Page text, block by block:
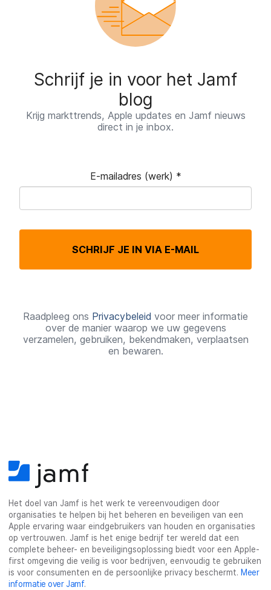
Schrijf je in voor het Jamf
blog
Krijg markttrends, Apple updates en Jamf nieuws
direct in je inbox.
E-mailadres (werk) *
e
t
SCHRIJF JE IN VIA E-MAIL
Raadpleeg ons Privacybeleid voor meer informatie
over de manier waarop we uw gegevens
verzamelen, gebruiken, bekendmaken, verplaatsen
en bewaren.
Het doel van Jamf is het werk te vereenvoudigen door
organisaties te helpen bij het beheren en beveiligen van een
Apple ervaring waar eindgebruikers van houden en organisaties
op vertrouwen. Jamf is het enige bedrijf ter wereld dat een
complete beheer- en beveiligingsoplossing biedt voor een Apple-
first omgeving die veilig is voor bedrijven, eenvoudig te gebruiken
is voor consumenten en de persoonlijke privacy beschermt. Meer
informatie over Jamf.